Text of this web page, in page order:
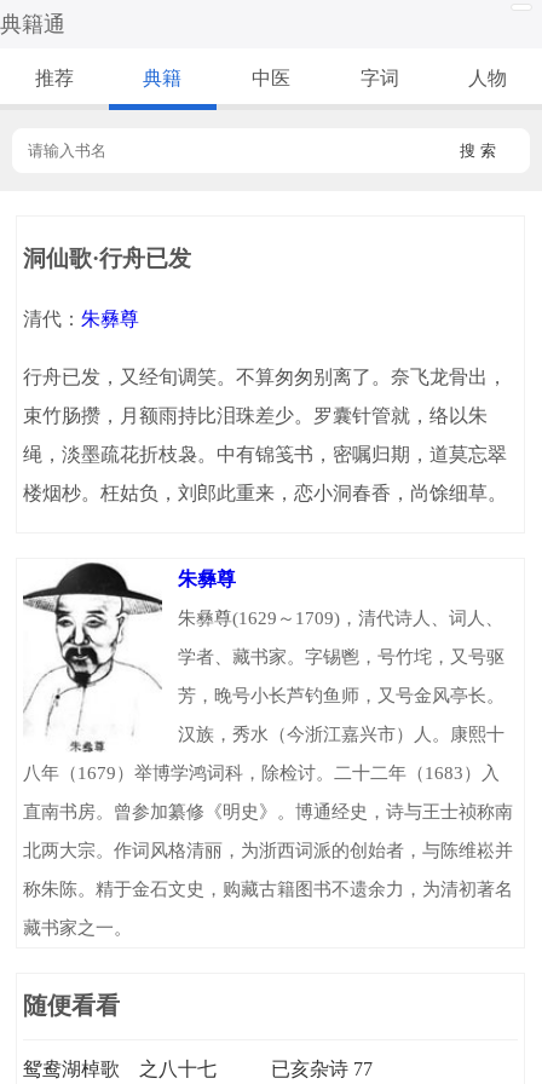
典籍通
推荐 典籍 中医 字词 人物
搜 索
洞仙歌·行舟已发
清代：朱彝尊
行舟已发，又经旬调笑。不算匆匆别离了。奈飞龙骨出，
束竹肠攒，月额雨持比泪珠差少。罗囊针管就，络以朱
绳，淡墨疏花折枝袅。中有锦笺书，密嘱归期，道莫忘翠
楼烟杪。枉姑负，刘郎此重来，恋小洞春香，尚馀细草。
朱彝尊
朱彝尊(1629～1709)，清代诗人、词人、
学者、藏书家。字锡鬯，号竹垞，又号驱
芳，晚号小长芦钓鱼师，又号金风亭长。
汉族，秀水（今浙江嘉兴市）人。康熙十
八年（1679）举博学鸿词科，除检讨。二十二年（1683）入
直南书房。曾参加纂修《明史》。博通经史，诗与王士祯称南
北两大宗。作词风格清丽，为浙西词派的创始者，与陈维崧并
称朱陈。精于金石文史，购藏古籍图书不遗余力，为清初著名
藏书家之一。
随便看看
鸳鸯湖棹歌 之八十七 已亥杂诗 77